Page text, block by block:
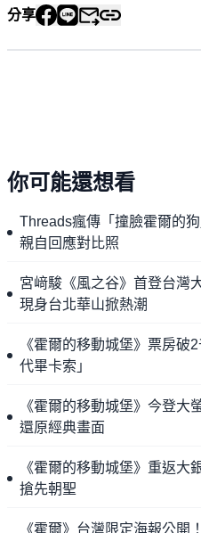
分享
你可能還想看
Threads瘋傳「撞臉霍爾的
親自回應對比照
宮﨑駿《風之谷》首登台灣
現身台北華山掀熱潮
《霍爾的移動城堡》票房
代畢卡索」
《霍爾的移動城堡》今登
還原經典畫面
《霍爾的移動城堡》重返
搶先朝聖
《霍爾》台灣限定海報公開